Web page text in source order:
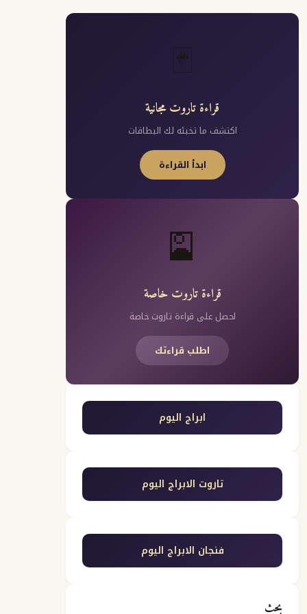
🃏
قراءة تاروت مجانية
اكتشف ما تخبئه لك البطاقات
ابدأ القراءة
🎴
قراءة تاروت خاصة
احصل على قراءة تاروت خاصة
اطلب قراءتك
ابراج اليوم
تاروت الابراج اليوم
فنجان الابراج اليوم
بحث